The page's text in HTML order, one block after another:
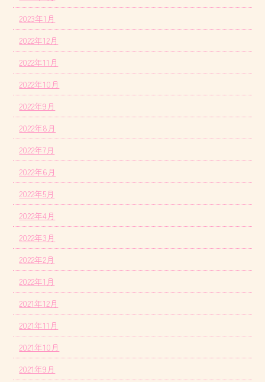
2023年1月
2022年12月
2022年11月
2022年10月
2022年9月
2022年8月
2022年7月
2022年6月
2022年5月
2022年4月
2022年3月
2022年2月
2022年1月
2021年12月
2021年11月
2021年10月
2021年9月